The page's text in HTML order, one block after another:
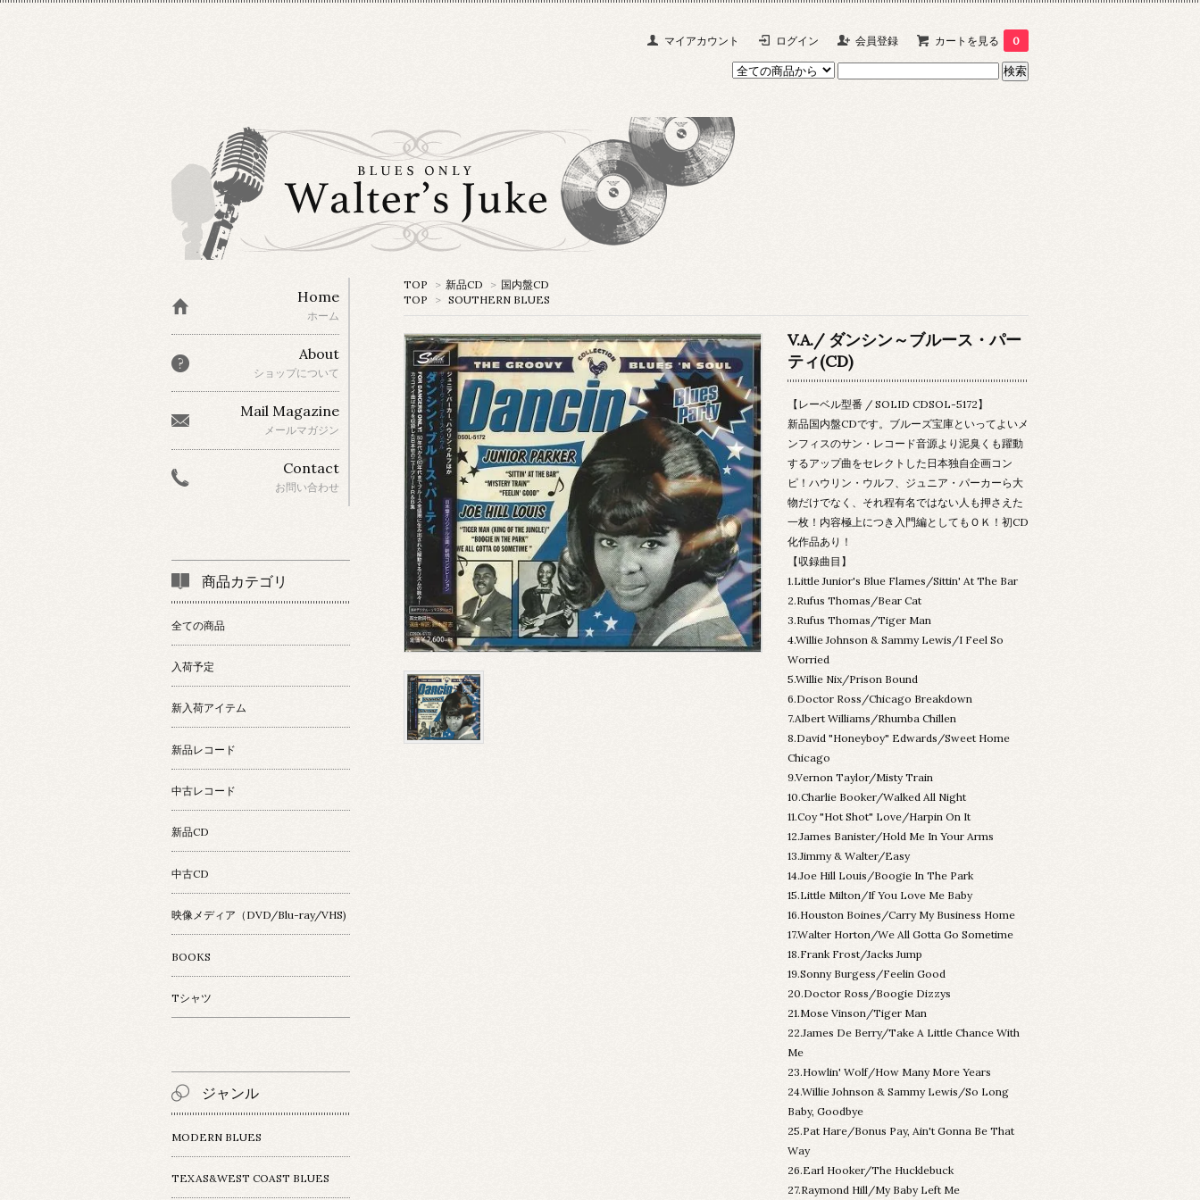
マイアカウント ログイン 会員登録 カートを見る 0
TOP > 新品CD > 国内盤CD
TOP
> SOUTHERN BLUES
V.A./ ダンシン～ブルース・パー
ティ(CD)
【レーベル型番 / SOLID CDSOL-5172】
新品国内盤CDです。ブルーズ宝庫といってよいメ
ンフィスのサン・レコード音源より泥臭くも躍動
するアップ曲をセレクトした日本独自企画コン
ピ！ハウリン・ウルフ、ジュニア・パーカーら大
物だけでなく、それ程有名ではない人も押さえた
一枚！内容極上につき入門編としてもＯＫ！初CD
化作品あり！
【収録曲目】
1.Little Junior's Blue Flames/Sittin' At The Bar
2.Rufus Thomas/Bear Cat
3.Rufus Thomas/Tiger Man
4.Willie Johnson & Sammy Lewis/I Feel So
Worried
5.Willie Nix/Prison Bound
6.Doctor Ross/Chicago Breakdown
7.Albert Williams/Rhumba Chillen
8.David "Honeyboy" Edwards/Sweet Home
Chicago
9.Vernon Taylor/Misty Train
10.Charlie Booker/Walked All Night
11.Coy "Hot Shot" Love/Harpin On It
12.James Banister/Hold Me In Your Arms
13.Jimmy & Walter/Easy
14.Joe Hill Louis/Boogie In The Park
15.Little Milton/If You Love Me Baby
16.Houston Boines/Carry My Business Home
17.Walter Horton/We All Gotta Go Sometime
18.Frank Frost/Jacks Jump
19.Sonny Burgess/Feelin Good
20.Doctor Ross/Boogie Dizzys
21.Mose Vinson/Tiger Man
22.James De Berry/Take A Little Chance With
Me
23.Howlin' Wolf/How Many More Years
24.Willie Johnson & Sammy Lewis/So Long
Baby, Goodbye
25.Pat Hare/Bonus Pay, Ain't Gonna Be That
Way
26.Earl Hooker/The Hucklebuck
27.Raymond Hill/My Baby Left Me
Home
ホーム
About
ショップについて
Mail Magazine
メールマガジン
Contact
お問い合わせ
商品カテゴリ
全ての商品
入荷予定
新入荷アイテム
新品レコード
中古レコード
新品CD
中古CD
映像メディア（DVD/Blu-ray/VHS)
BOOKS
Tシャツ
ジャンル
MODERN BLUES
TEXAS&WEST COAST BLUES